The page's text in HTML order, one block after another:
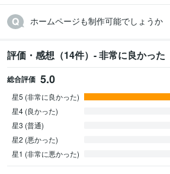
ホームページも制作可能でしょうか
評価・感想（14件）- 非常に良かった
総合評価 5.0
星5 (非常に良かった)
星4 (良かった)
星3 (普通)
星2 (悪かった)
星1 (非常に悪かった)